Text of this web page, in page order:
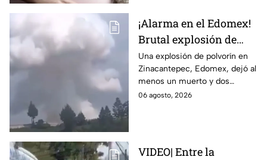
¡Alarma en el Edomex!
Brutal explosión de
polvorín en Santa
María del Monte,
Zinacantepec; reportan
al menos un muerto y
Una explosión de polvorín en
Zinacantepec, Edomex, dejó al
menos un muerto y dos
heridos; autoridades atiende la
06 agosto, 2026
VIDEO| Entre la